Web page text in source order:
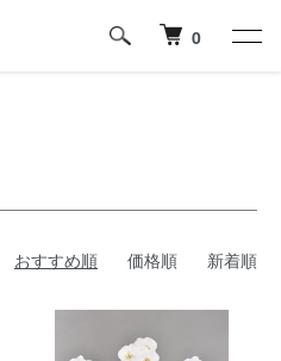
0
おすすめ順 価格順 新着順